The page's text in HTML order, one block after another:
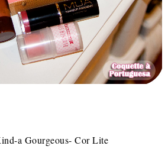
a Gourgeous- Cor Lite